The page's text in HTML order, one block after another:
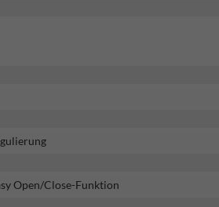
Open/Close-Funktion